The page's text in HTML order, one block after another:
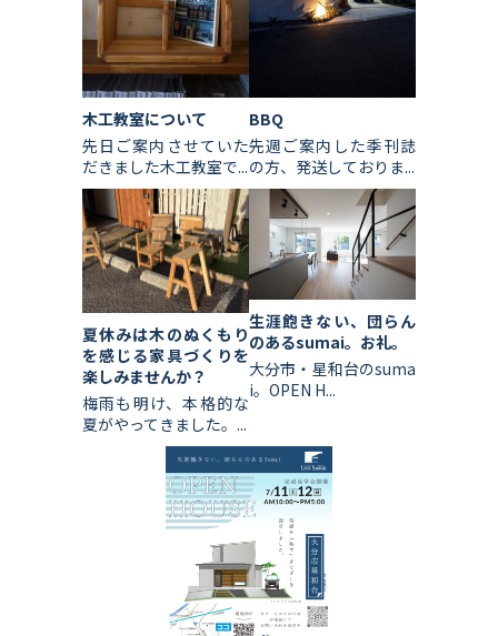
木工教室について
先日ご案内させていた
だきました木工教室で...
BBQ
先週ご案内した季刊誌
の方、発送しておりま...
夏休みは木のぬくもり
を感じる家具づくりを
楽しみませんか？
梅雨も明け、本格的な
夏がやってきました。...
生涯飽きない、団らん
のあるsumai。お礼。
大分市・星和台のsuma
i。OPEN H...